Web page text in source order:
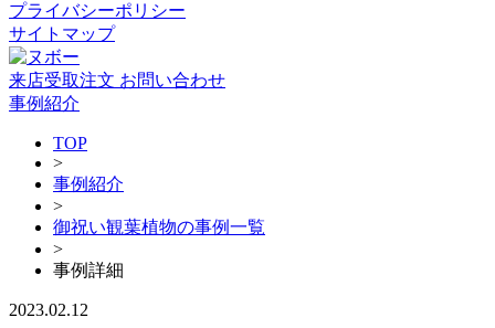
プライバシーポリシー
サイトマップ
来店受取注文 お問い合わせ
事例紹介
TOP
>
事例紹介
>
御祝い観葉植物の事例一覧
>
事例詳細
2023.02.12